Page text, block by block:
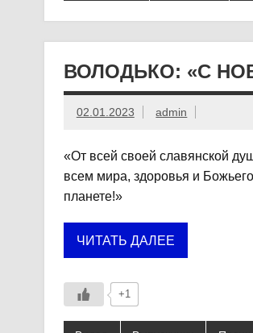
ВОЛОДЬКО: «С
02.01.2023 admin
«От всей своей славянской
всем мира, здоровья и
планете!»
ЧИТАТЬ ДАЛЕЕ
+1